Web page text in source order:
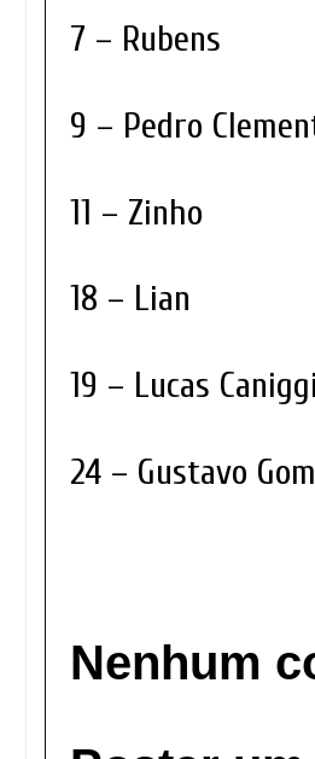
7 – Rubens
9 – Pedro
11 – Zinho
18 – Lian
19 – Lucas
24 – Gustavo
Nenhum